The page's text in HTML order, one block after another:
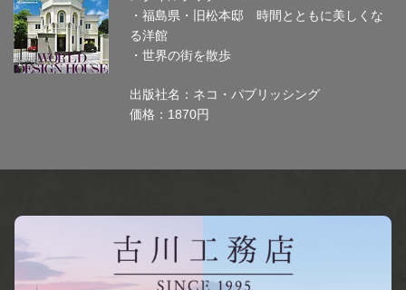
・福島県・旧松本邸 時間とともに美しくな
る洋館
・世界の街を散歩
出版社名：ネコ・パブリッシング
価格：1870円